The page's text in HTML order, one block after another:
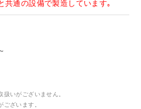
通の設備で製造しています｡
いがございません。
ざいます。